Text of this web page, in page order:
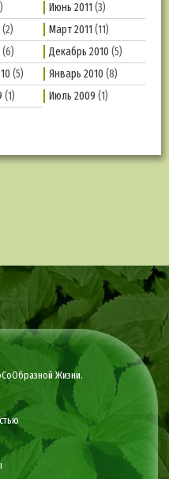
Июнь 2011 (3)
(2) Март 2011 (11)
(6) Декабрь 2010 (5)
(5) Январь 2010 (8)
(1) Июль 2009 (1)
Жизни.